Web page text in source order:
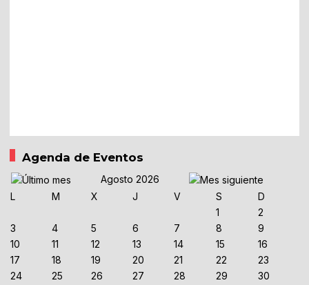
Agenda de Eventos
Agosto 2026
L
M X J V S
D
1
2
3
4 5 6 7 8
9
10
11 12 13 14 15
16
17
18 19 20 21 22
23
24
25 26 27 28 29
30